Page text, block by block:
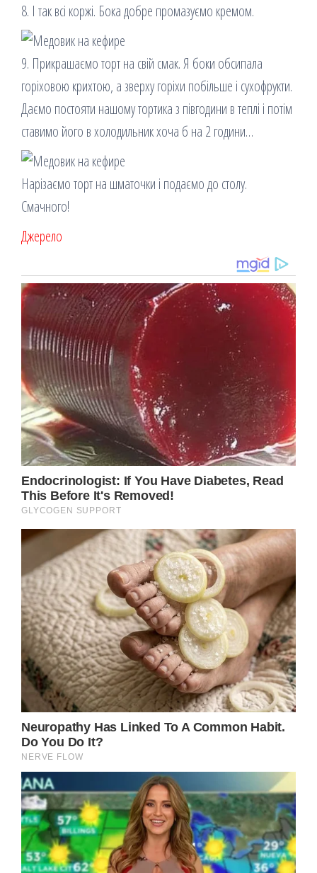
8. І так всі коржі. Бока добре промазуємо кремом.
9. Прикрашаємо торт на свій смак. Я боки обсипала
горіховою крихтою, а зверху горіхи побільше і сухофрукти.
Даємо постояти нашому тортика з півгодини в теплі і потім
ставимо його в холодильник хоча б на 2 години…
Нарізаємо торт на шматочки і подаємо до столу.
Смачного!
Джерело